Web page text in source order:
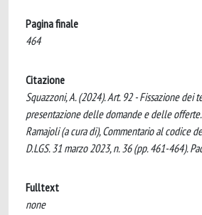
Pagina finale
464
Citazione
Squazzoni, A. (2024). Art. 92 - Fissazione dei
presentazione delle domande e delle offerte.
Ramajoli (a cura di), Commentario al codice
D.LGS. 31 marzo 2023, n. 36 (pp. 461-464).
Fulltext
none